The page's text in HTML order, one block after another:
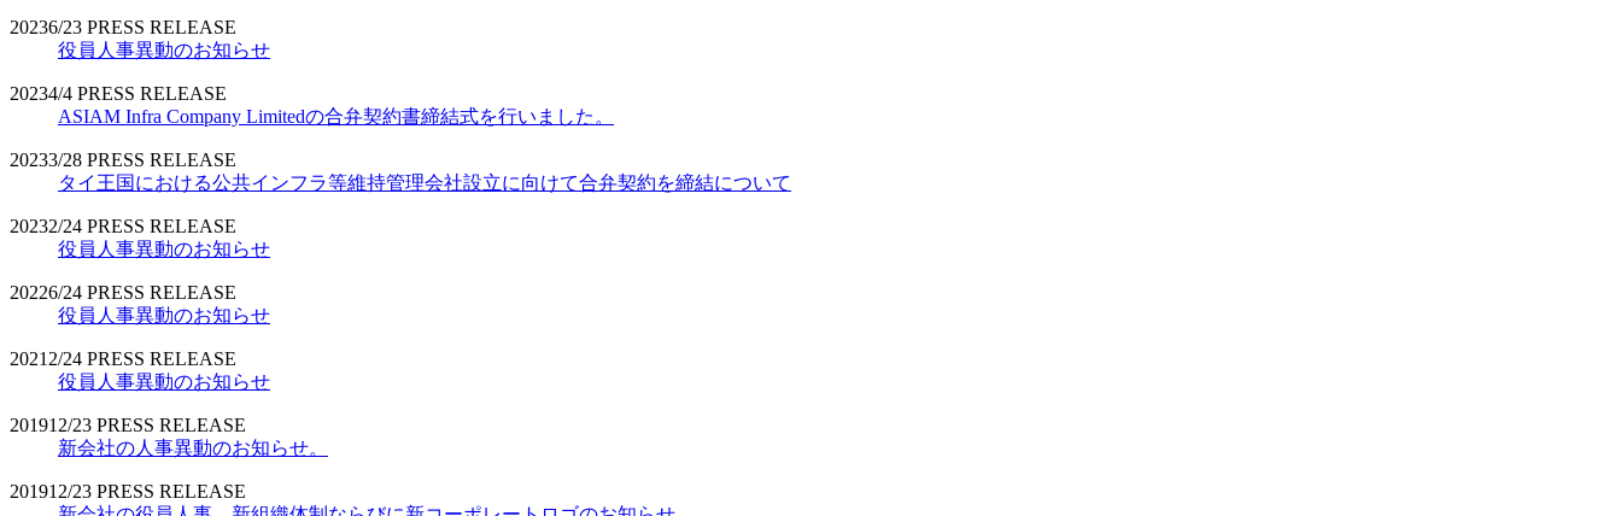
20236/23 PRESS RELEASE
役員人事異動のお知らせ
20234/4 PRESS RELEASE
ASIAM Infra Company Limitedの合弁契約書締結式を行いました。
20233/28 PRESS RELEASE
タイ王国における公共インフラ等維持管理会社設立に向けて合弁契約を締結について
20232/24 PRESS RELEASE
役員人事異動のお知らせ
20226/24 PRESS RELEASE
役員人事異動のお知らせ
2021 2/24 PRESS RELEASE
役員人事異動のお知らせ
201912/23 PRESS RELEASE
新会社の人事異動のお知らせ。
201912/23 PRESS RELEASE